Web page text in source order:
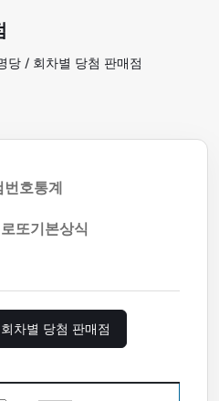
당 / 회차별 당첨 판매점
번호통계
로또기본상식
회차별 당첨 판매점